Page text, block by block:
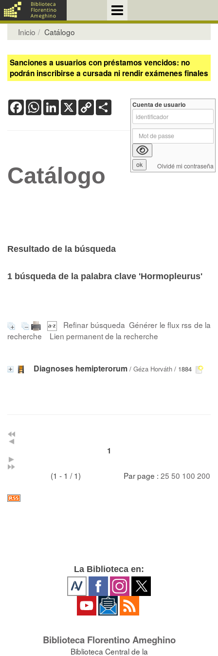
Inicio Catálogo
Sanciones a usuarios con préstamos vencidos: no
podrán inscribirse a cursada ni rendir exámenes finales
FacebookWhatsApp
LinkedIn
X Copy
Link
Catálogo
Resultado de la búsqueda
1 búsqueda de la palabra clave 'Hormopleurus'
Refinar búsqueda Générer le flux rss de la
recherche
Lien permanent de la recherche
Diagnoses hemipterorum / Géza Horváth / 1884
1
(1 - 1 / 1) Par page : 25 50 100 200
Cuenta de usuario
Olvidé mi contraseña
La Biblioteca en:
Biblioteca Florentino Ameghino
Biblioteca Central de la